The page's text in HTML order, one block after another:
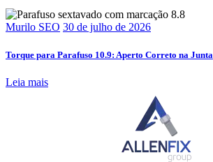
Murilo SEO 30 de julho de 2026
Torque para Parafuso 10.9: Aperto Correto na Junta
Leia mais